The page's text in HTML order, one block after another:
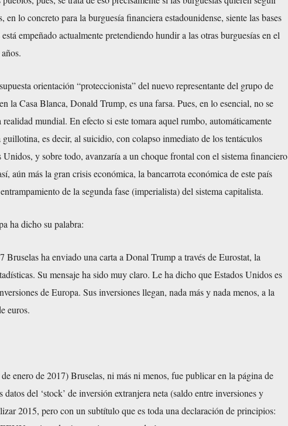
en lo concreto para la burguesía financiera estadounidense, siente las bases
empeñado actualmente pretendiendo hundir a las otras burguesías en el
orientación “proteccionista” del nuevo representante del grupo de
la Casa Blanca, Donald Trump, es una farsa. Pues, en lo esencial, no se
mundial. En efecto si este tomara aquel rumbo, automáticamente
guillotina, es decir, al suicidio, con colapso inmediato de los tentáculos
Unidos, y sobre todo, avanzaría a un choque frontal con el sistema financiero
aún más la gran crisis económica, la bancarrota económica de este país
de la segunda fase (imperialista) del sistema capitalista.
ha dicho su palabra:
Bruselas ha enviado una carta a Donal Trump a través de Eurostat, la
Su mensaje ha sido muy claro. Le ha dicho que Estados Unidos es
de Europa. Sus inversiones llegan, nada más y nada menos, a la
euros.
enero de 2017) Bruselas, ni más ni menos, fue publicar en la página de
datos del ‘stock’ de inversión extranjera neta (saldo entre inversiones y
2015, pero con un subtítulo que es toda una declaración de principios: